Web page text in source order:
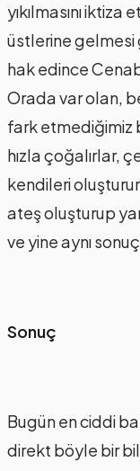
yıkılmasını
üstlerine gelmesi
hak edince
Orada var olan,
fark etmediğimiz
hızla çoğalırlar,
kendileri
ateş oluşturup
ve yine aynı
Sonuç
Bugün en ciddi
direkt böyle bir